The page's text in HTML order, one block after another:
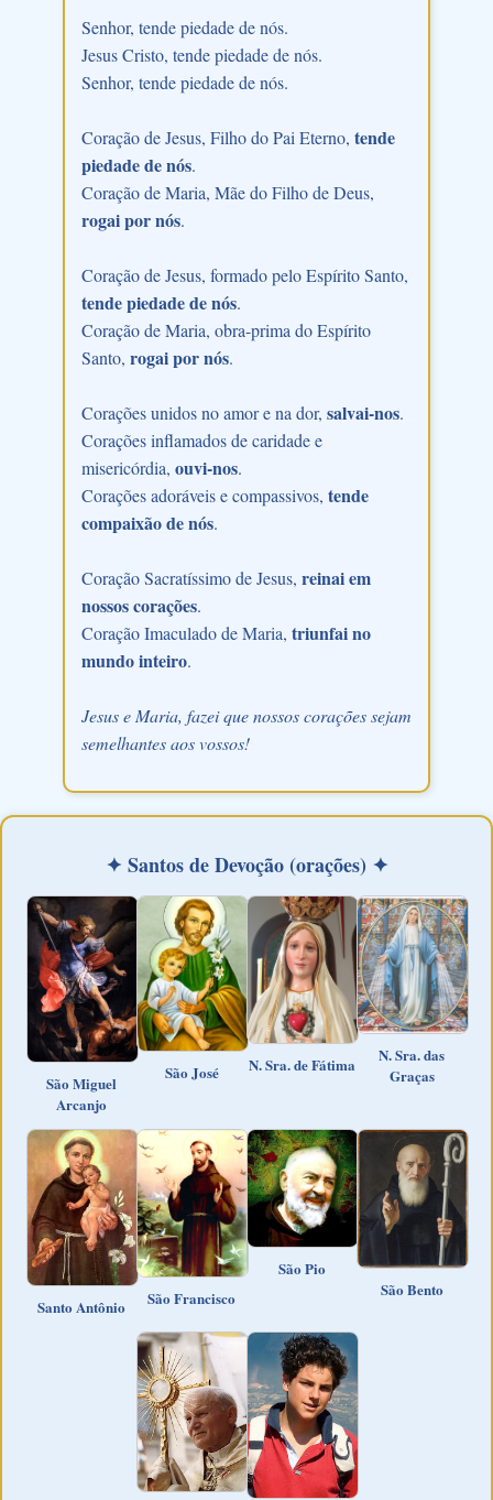
Senhor, tende piedade de nós.
Jesus Cristo, tende piedade de nós.
Senhor, tende piedade de nós.
Coração de Jesus, Filho do Pai Eterno, tende
piedade de nós.
Coração de Maria, Mãe do Filho de Deus,
rogai por nós.
Coração de Jesus, formado pelo Espírito Santo,
tende piedade de nós.
Coração de Maria, obra-prima do Espírito
Santo, rogai por nós.
Corações unidos no amor e na dor, salvai-nos.
Corações inflamados de caridade e
misericórdia, ouvi-nos.
Corações adoráveis e compassivos, tende
compaixão de nós.
Coração Sacratíssimo de Jesus, reinai em
nossos corações.
Coração Imaculado de Maria, triunfai no
mundo inteiro.
Jesus e Maria, fazei que nossos corações sejam
semelhantes aos vossos!
✦ Santos de Devoção (orações) ✦
São Miguel
Arcanjo
São José N. Sra. de Fátima
N. Sra. das
Graças
Santo Antônio São Francisco
São Pio
São Bento